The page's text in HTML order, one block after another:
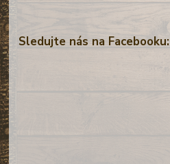
Sledujte nás na Facebooku: